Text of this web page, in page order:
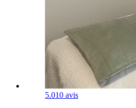
5.010 avis